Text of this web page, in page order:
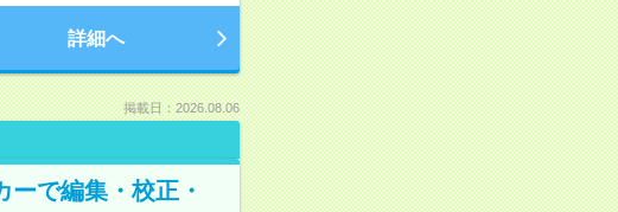
詳細へ
掲載日：2026.08.06
ーで編集・校正・